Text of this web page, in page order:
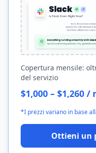
Copertura mensile:
del servizio
$1,000 – $1,260
*I prezzi variano in base
Ottieni un